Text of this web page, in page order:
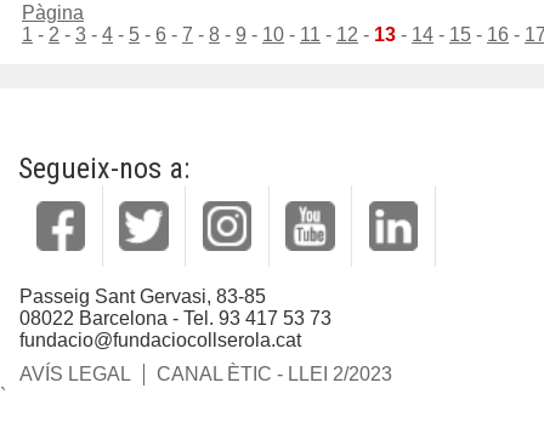
Pàgina
1 - 2 - 3 - 4 - 5 - 6 - 7 - 8 - 9 - 10 - 11 - 12 - 13 - 14 - 15 - 16 -
Segueix-nos a:
Passeig Sant Gervasi, 83-85
08022 Barcelona - Tel. 93 417 53 73
fundacio@fundaciocollserola.cat
AVÍS LEGAL
CANAL ÈTIC - LLEI 2/2023
`